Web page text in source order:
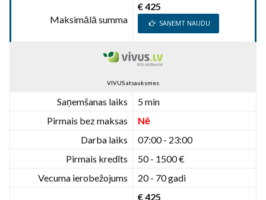
Maksimālā summa
€ 425
SAŅEMT NAUDU
VIVUS atsauksmes
Saņemšanas laiks
5 min
Pirmais bez maksas
Nē
Darba laiks
07:00 - 23:00
Pirmais kredīts
50 - 1500 €
Vecuma ierobežojums
20 - 70 gadi
€ 425